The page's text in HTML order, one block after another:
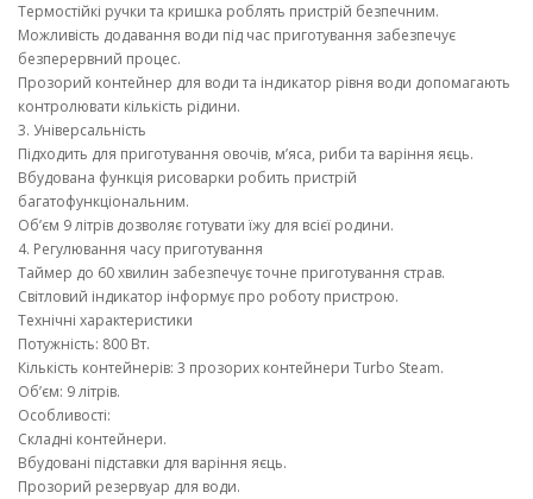
Термостійкі ручки та кришка роблять пристрій безпечним.
Можливість додавання води під час приготування забезпечує
безперервний процес.
Прозорий контейнер для води та індикатор рівня води допомагають
контролювати кількість рідини.
3. Універсальність
Підходить для приготування овочів, м’яса, риби та варіння яєць.
Вбудована функція рисоварки робить пристрій
багатофункціональним.
Об’єм 9 літрів дозволяє готувати їжу для всієї родини.
4. Регулювання часу приготування
Таймер до 60 хвилин забезпечує точне приготування страв.
Світловий індикатор інформує про роботу пристрою.
Технічні характеристики
Потужність: 800 Вт.
Кількість контейнерів: 3 прозорих контейнери Turbo Steam.
Об’єм: 9 літрів.
Особливості:
Складні контейнери.
Вбудовані підставки для варіння яєць.
Прозорий резервуар для води.